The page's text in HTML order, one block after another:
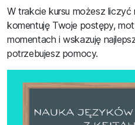
W trakcie kursu możesz liczyć
komentuję Twoje postępy,
momentach i wskazuję
potrzebujesz pomocy.